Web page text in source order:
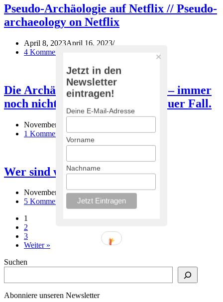
Pseudo-Archäologie auf Netflix // Pseudo-
archaeology on Netflix
April 8, 2023April 16, 2023
4 Kommentare
Die Archäologie in Deutschland – immer
noch nicht entnazifiziert. Ein neuer Fall.
November 21, 2022
1 Kommentar
Wer sind wir? / Who are we?
November 11, 2022Januar 5, 2023
5 Kommentare
1
2
3
Weiter »
Suchen
Abonniere unseren Newsletter
Jetzt in den
Newsletter
eintragen!
Deine E-Mail-Adresse
Vorname
Nachname